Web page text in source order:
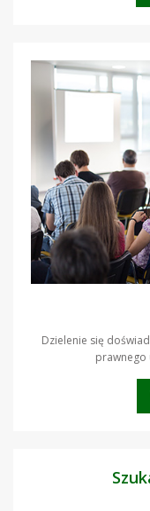
Dzielenie się
prawnego